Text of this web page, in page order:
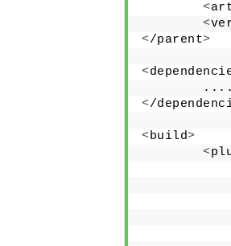
<
<
</parent>
<
        ....
</
<build>
<